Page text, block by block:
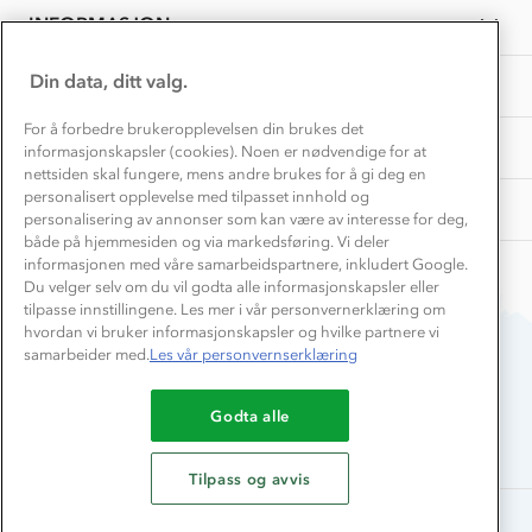
2026
INFORMASJON
OM OSS
Samarbeide med oss?
TIPS OG RÅD
Store størrelser
Turmat oppskrifter
Beredskap
AKTIVITETER
Leirskole 🥾
Barnehageansatt
Tips til hyttetur
Du betaler enkelt med
Din data, ditt valg.
For å forbedre brukeropplevelsen din brukes det
informasjonskapsler (cookies). Noen er nødvendige for at
nettsiden skal fungere, mens andre brukes for å gi deg en
personalisert opplevelse med tilpasset innhold og
personalisering av annonser som kan være av interesse for deg,
både på hjemmesiden og via markedsføring. Vi deler
informasjonen med våre samarbeidspartnere, inkludert Google.
Du velger selv om du vil godta alle informasjonskapsler eller
tilpasse innstillingene. Les mer i vår personvernerklæring om
hvordan vi bruker informasjonskapsler og hvilke partnere vi
samarbeider med.Les vår personvernserklæring
Godta alle
Tilpass og avvis